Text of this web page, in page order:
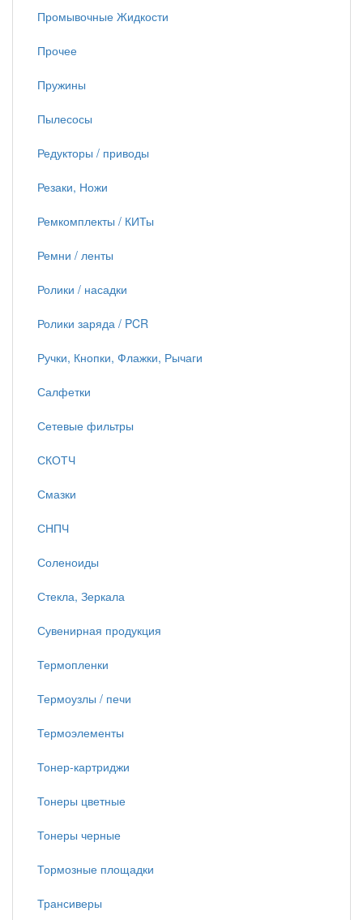
Промывочные Жидкости
Прочее
Пружины
Пылесосы
Редукторы / приводы
Резаки, Ножи
Ремкомплекты / КИТы
Ремни / ленты
Ролики / насадки
Ролики заряда / PCR
Ручки, Кнопки, Флажки, Рычаги
Салфетки
Сетевые фильтры
СКОТЧ
Смазки
СНПЧ
Соленоиды
Стекла, Зеркала
Сувенирная продукция
Термопленки
Термоузлы / печи
Термоэлементы
Тонер-картриджи
Тонеры цветные
Тонеры черные
Тормозные площадки
Трансиверы